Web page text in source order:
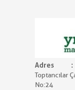
Adres
Toptancılar
No:24